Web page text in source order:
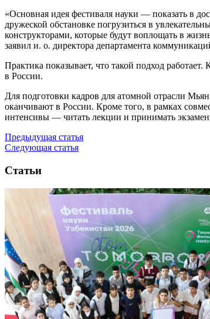
«Основная идея фестиваля науки — показать в
дружеской обстановке погрузиться в
конструкторами, которые будут воплощать в
заявил и. о. директора департамента
Практика показывает, что такой подход
в России.
Для подготовки кадров для атомной отрасли
оканчивают в России. Кроме того, в рамках
интенсивы — читать лекции и принимать
Предыдущая статья
Следующая статья
Статьи